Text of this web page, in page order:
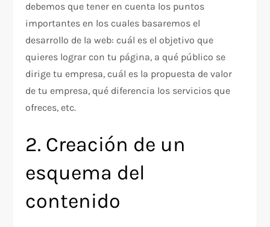
debemos que tener en cuenta los puntos
importantes en los cuales basaremos el
desarrollo de la web: cuál es el objetivo que
quieres lograr con tu página, a qué público se
dirige tu empresa, cuál es la propuesta de valor
de tu empresa, qué diferencia los servicios que
ofreces, etc.
2. Creación de un
esquema del
contenido